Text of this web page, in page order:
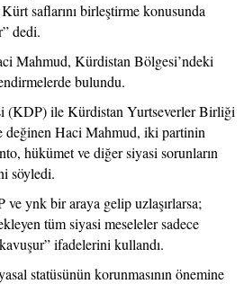
saflarını birleştirme konusunda
dedi.
Mahmud, Kürdistan Bölgesi’ndeki
bulundu.
(KDP) ile Kürdistan Yurtseverler Birliği
Haci Mahmud, iki partinin
hükümet ve diğer siyasi sorunların
söyledi.
ynk bir araya gelip uzlaşırlarsa;
tüm siyasi meseleler sadece
ifadelerini kullandı.
statüsünün korunmasının önemine